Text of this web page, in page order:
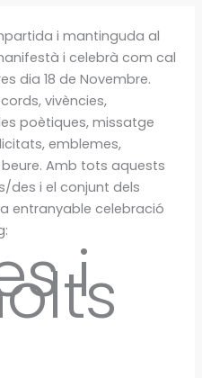
i mantinguda al
i celebrà com cal
dia 18 de Novembre.
vivències,
poètiques, missatge
emblemes,
Amb tots aquests
des i el conjunt dels
entranyable celebració
i